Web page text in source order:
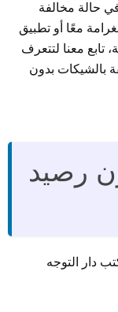
حالة مخالفة
معًا أو تطبيق
تابع معنا لتتعرف
بالشيكات بدون
رصيد
دار التوجه